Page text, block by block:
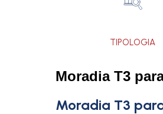
TIPOLOGIA
Moradia T3
Moradia T3